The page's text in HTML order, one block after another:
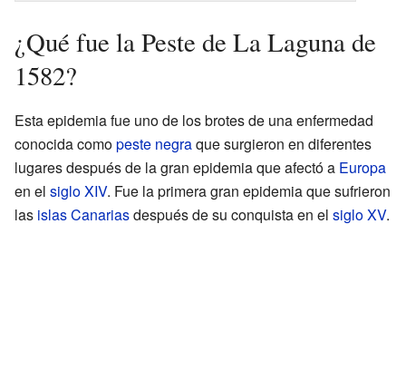
¿Qué fue la Peste de La Laguna de
1582?
Esta epidemia fue uno de los brotes de una enfermedad
conocida comopeste negraque surgieron en diferentes
lugares después de la gran epidemia que afectó a Europa
en el siglo XIV. Fue la primera gran epidemia que sufrieron
las islas Canariasdespués de su conquista en el siglo XV.